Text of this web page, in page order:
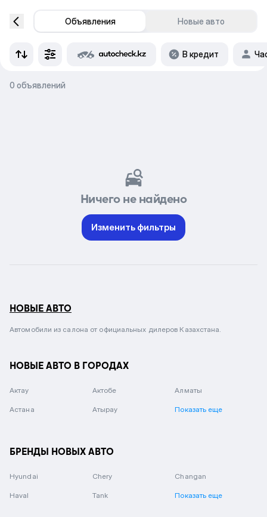
Объявления Новые авто
В кредит
0 объявлений
Ничего не найдено
Изменить фильтры
НОВЫЕ АВТО
Автомобили из салона от официальных дилеров Казахстана.
НОВЫЕ АВТО В ГОРОДАХ
Актау Актобе Алматы
Астана Атырау Показать еще
БРЕНДЫ НОВЫХ АВТО
Hyundai Chery Changan
Haval Tank Показать еще